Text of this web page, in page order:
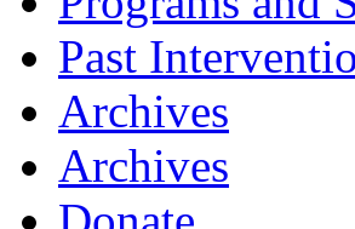
Past
Archives
Archives